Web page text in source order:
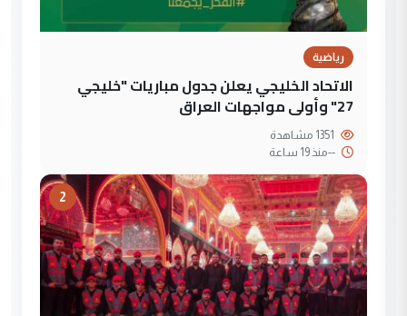
رياضية
الاتحاد الخليجي يعلن جدول مباريات "خليجي
27" وأولى مواجهات العراق
--منذ 19 ساعة
2